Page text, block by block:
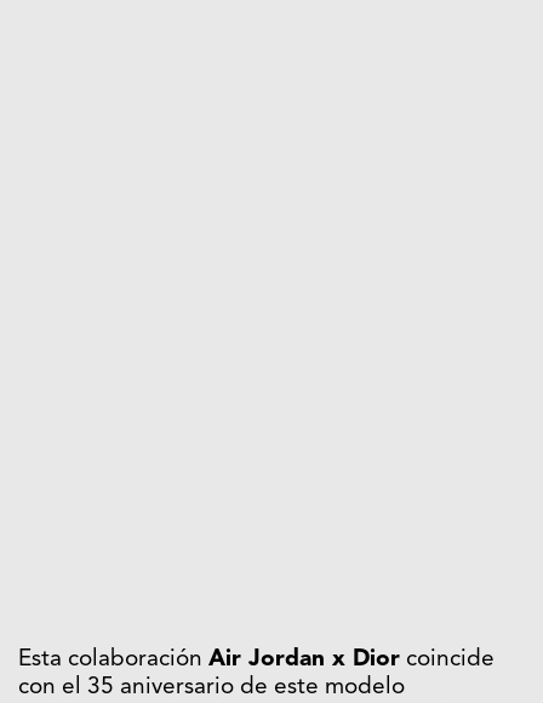
Esta colaboración Air Jordan x Dior coincide
con el 35 aniversario de este modelo